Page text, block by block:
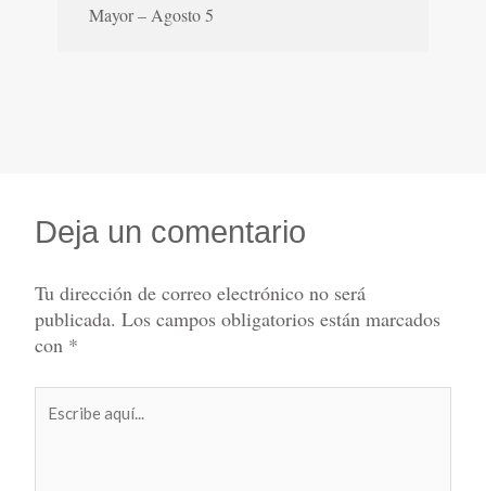
Mayor – Agosto 5
Deja un comentario
Tu dirección de correo electrónico no será
publicada. Los campos obligatorios están marcados
con *
aquí...